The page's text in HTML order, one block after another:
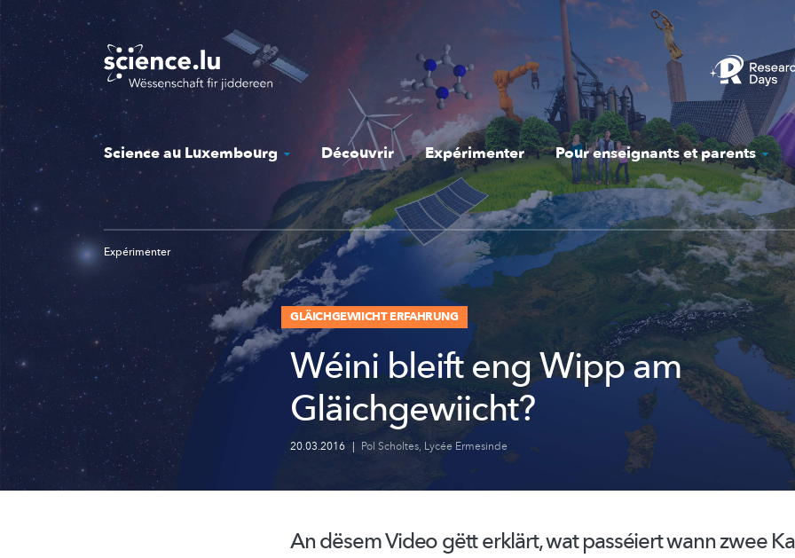
Skip
to
main
content
Science au Luxembourg Découvrir Expérimenter Pour enseignants et parents
Expérimenter
GLÄICHGEWIICHT ERFAHRUNG
Wéini bleift eng Wipp am
Gläichgewiicht?
20.03.2016 | Pol Scholtes, Lycée Ermesinde
An dësem Video gëtt erklärt, wat passéiert wann zwee